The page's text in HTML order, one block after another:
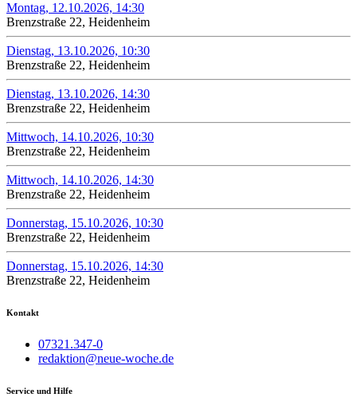
Montag, 12.10.2026, 14:30
Brenzstraße 22, Heidenheim
Dienstag, 13.10.2026, 10:30
Brenzstraße 22, Heidenheim
Dienstag, 13.10.2026, 14:30
Brenzstraße 22, Heidenheim
Mittwoch, 14.10.2026, 10:30
Brenzstraße 22, Heidenheim
Mittwoch, 14.10.2026, 14:30
Brenzstraße 22, Heidenheim
Donnerstag, 15.10.2026, 10:30
Brenzstraße 22, Heidenheim
Donnerstag, 15.10.2026, 14:30
Brenzstraße 22, Heidenheim
Kontakt
07321.347-0
redaktion@neue-woche.de
Service und Hilfe